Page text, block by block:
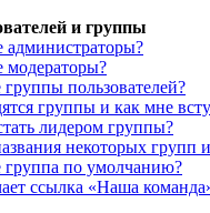
и группы
администраторы?
модераторы?
группы пользователей?
группы и как мне
лидером группы?
некоторых групп
группа по умолчанию?
ссылка «Наша